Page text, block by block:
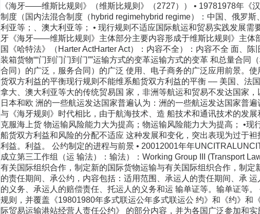
《海牙——维斯比规则》（维斯比规则》（2727）） • 19781978年《
制度（国内法混合制度（hybrid regimehybrid regime）：中国、俄罗
利亚等；、澳大利亚等； • 现行规则不适应国际航运和贸易实践发展
牙《海牙——维斯比规则》主体部分主要内容形成于维斯比规则》主体
国《哈特法》（Harter ActHarter Act）：内容不全）：内容不全 面、
装箱货物““门到门门到门””运输方式的变革运输方式的变革 和总量合
合同）的广泛，服务合同）的广泛 使用、电子商务的广泛应用前景。
货双方利益的平衡现行规则不能维系船货双方利益的平衡 –– 美国、法
拿大、澳大利亚等大的传统贸易国 家，非洲等航运和贸易不发达国家
日本和欧 洲的一些航运发达国家普遍认为：洲的一些航运发达国家普
与《海牙规则》时代相比，由于航海技术、造 船技术和通讯技术的发
克服海上货 物运输风险能力大为提高；物运输风险能力大为提高； •
船货双方利益和风险的分配不适应 这种发展和变化，突出表现为过于
利益。利益。 公约制定的进程与前景 • 20012001年年
成立第三工作组（运 输法）：输法）：Working Group III (Transport
有关国际组织合作，制定新的国际货物运输与有关国际组织合作，制
的责任期间、承公约，内容包括：适用范围、承运人的责任期间、承
的义务、承运人的赔偿责任、托运人的义务和运 输单证等。输单证等
规则，并覆盖《19801980年多式联运公年多式联运公 约》和《约》和
际贸易运输港站经营人责任公约》 的部分内容，并为各国广泛参加和